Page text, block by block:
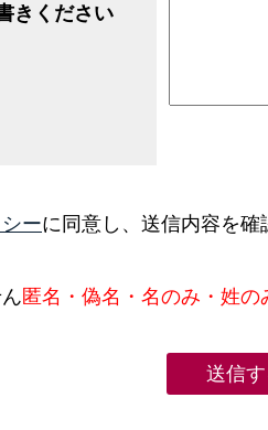
きください
ーに同意し、送信内容を確
匿名・偽名・名のみ・姓の